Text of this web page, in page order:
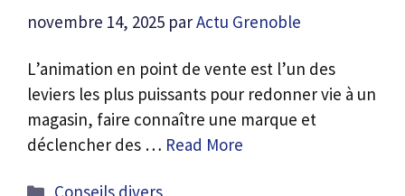
novembre 14, 2025 parActu Grenoble
L’animation en point de vente est l’un des
leviers les plus puissants pour redonner vie à un
magasin, faire connaître une marque et
déclencher des … Read More
Catégories